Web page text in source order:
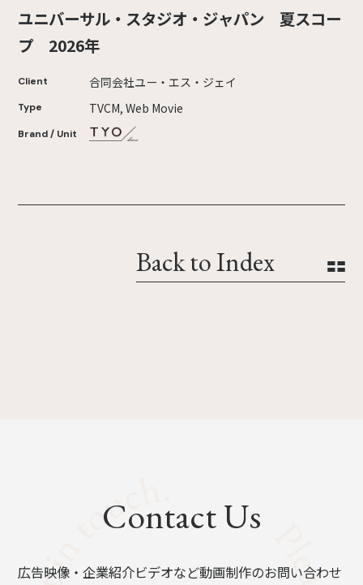
ユニバーサル・スタジオ・ジャパン 夏スコー
プ 2026年
Client 合同会社ユー・エス・ジェイ
Type TVCM, Web Movie
Brand / Unit
Back to Index
Contact Us
広告映像・企業紹介ビデオなど動画制作のお問い合わせ